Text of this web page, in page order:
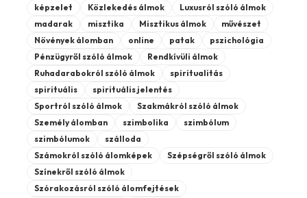
képzelet
Közlekedés álmok
Luxusról szóló álmok
madarak
misztika Misztikus álmok
művészet
Növények álomban
online patak
pszichológia
Pénzügyről szóló álmok
Rendkívüli álmok
Ruhadarabokról szóló álmok
spiritualitás
spirituális
spirituális jelentés
Sportról szóló álmok
Szakmákról szóló álmok
Személy álomban
szimbolika
szimbólum
szimbólumok
szálloda
Számokról szóló álomképek
Szépségről szóló álmok
Színekről szóló álmok
Szórakozásról szóló álomfejtések